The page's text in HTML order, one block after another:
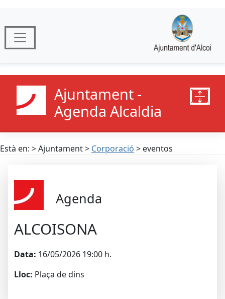
Ajuntament -
Agenda Alcaldia
Està en: > Ajuntament > Corporació > eventos
Agenda
ALCOISONA
Data: 16/05/2026 19:00 h.
Lloc: Plaça de dins